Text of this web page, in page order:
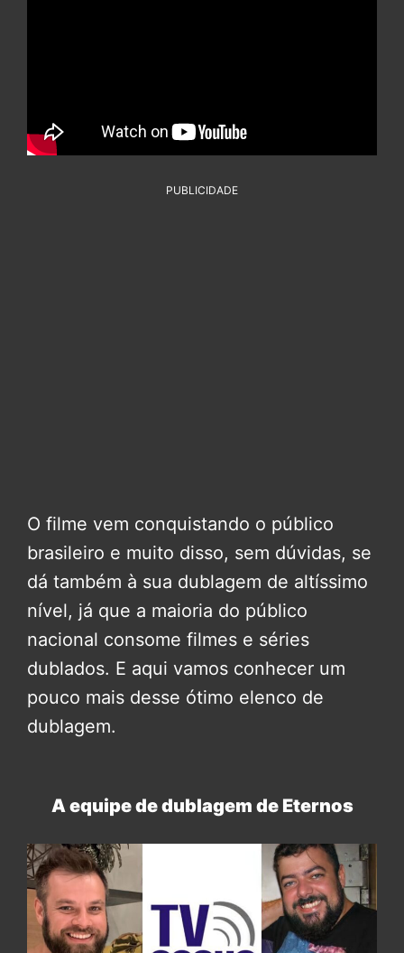
PUBLICIDADE
O filme vem conquistando o público
brasileiro e muito disso, sem dúvidas, se
dá também à sua dublagem de altíssimo
nível, já que a maioria do público
nacional consome filmes e séries
dublados. E aqui vamos conhecer um
pouco mais desse ótimo elenco de
dublagem.
A equipe de dublagem de Eternos